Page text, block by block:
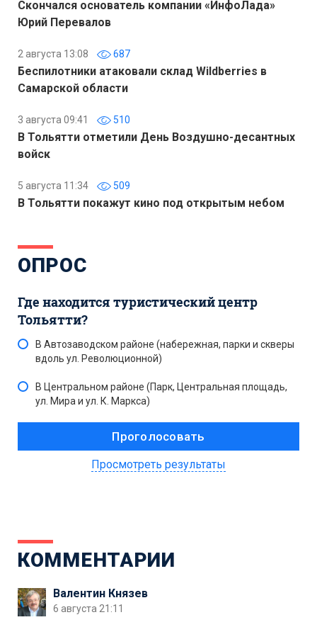
Скончался основатель компании «ИнфоЛада»
Юрий Перевалов
2 августа 13:08 687
Беспилотники атаковали склад Wildberries в
Самарской области
3 августа 09:41 510
В Тольятти отметили День Воздушно-десантных
войск
5 августа 11:34 509
В Тольятти покажут кино под открытым небом
ОПРОС
Где находится туристический центр
Тольятти?
В Автозаводском районе (набережная, парки и скверы
вдоль ул. Революционной)
В Центральном районе (Парк, Центральная площадь,
ул. Мира и ул. К. Маркса)
Просмотреть результаты
КОММЕНТАРИИ
Валентин Князев
6 августа 21:11